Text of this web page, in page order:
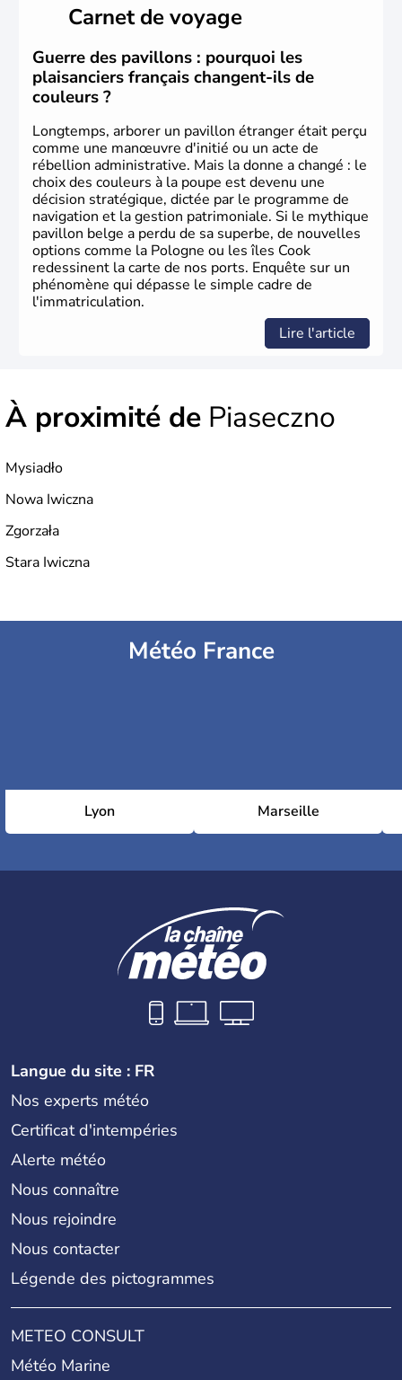
Carnet de voyage
Guerre des pavillons : pourquoi les
plaisanciers français changent-ils de
couleurs ?
Longtemps, arborer un pavillon étranger était perçu
comme une manœuvre d'initié ou un acte de
rébellion administrative. Mais la donne a changé : le
choix des couleurs à la poupe est devenu une
décision stratégique, dictée par le programme de
navigation et la gestion patrimoniale. Si le mythique
pavillon belge a perdu de sa superbe, de nouvelles
options comme la Pologne ou les îles Cook
redessinent la carte de nos ports. Enquête sur un
phénomène qui dépasse le simple cadre de
l'immatriculation.
Lire l'article
À proximité de Piaseczno
Mysiadło
Nowa Iwiczna
Zgorzała
Stara Iwiczna
Météo France
Lyon Marseille
Langue du site : FR
Nos experts météo
Certificat d'intempéries
Alerte météo
Nous connaître
Nous rejoindre
Nous contacter
Légende des pictogrammes
METEO CONSULT
Météo Marine